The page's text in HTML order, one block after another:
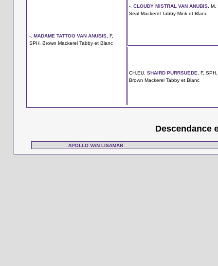
-. MADAME TATTOO VAN ANUBIS , F,
SPH, Brown Mackerel Tabby et Blanc
-. CLOUDY MISTRAL VAN ANUBIS ,
Seal Mackerel Tabby Mink et Blanc
CH.EU. SHAIRD PURRSUEDE , F, SPH,
Brown Mackerel Tabby et Blanc
Descendance
APOLLO VAN LISAMAR